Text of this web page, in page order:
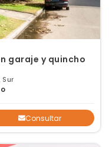
garaje y quincho
Sur
Consultar